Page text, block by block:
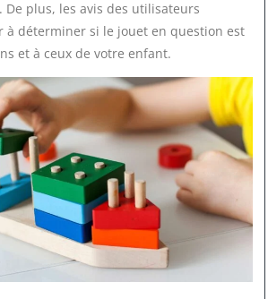
De plus, les avis des utilisateurs
à déterminer si le jouet en question est
et à ceux de votre enfant.